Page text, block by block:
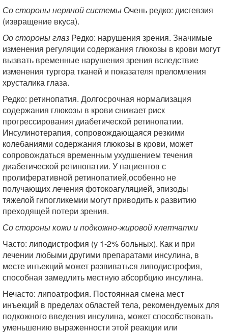
Со стороны нервной системыОчень редко: дисгевзия
(извращение вкуса).
Оо стороны глаз Редко: нарушения зрения. Значимые
изменения регуляции содержания глюкозы в крови могут
вызвать временные нарушения зрения вследствие
изменения тургора тканей и показателя преломления
хрусталика глаза.
Редко: ретинопатия. Долгосрочная нормализация
содержания глюкозы в крови снижает риск
прогрессирования диабетической ретинопатии.
Инсулинотерапия, сопровождающаяся резкими
колебаниями содержания глюкозы в крови, может
сопровождаться временным ухудшением течения
диабетической ретинопатии. У пациентов с
пролиферативной ретинопатией,особенно не
получающих лечения фотокоагуляцией, эпизоды
тяжелой гипогликемии могут приводить к развитию
преходящей потери зрения.
Со стороны кожи и подкожно-жировой клетчатки
Часто: липодистрофия (у 1-2% больных). Как и при
лечении любыми другими препаратами инсулина, в
месте инъекций может развиваться липодистрофия,
способная замедлить местную абсорбцию инсулина.
Нечасто: липоатрофия. Постоянная смена мест
инъекций в пределах областей тела, рекомендуемых для
подкожного введения инсулина, может способствовать
уменьшению выраженности этой реакции или